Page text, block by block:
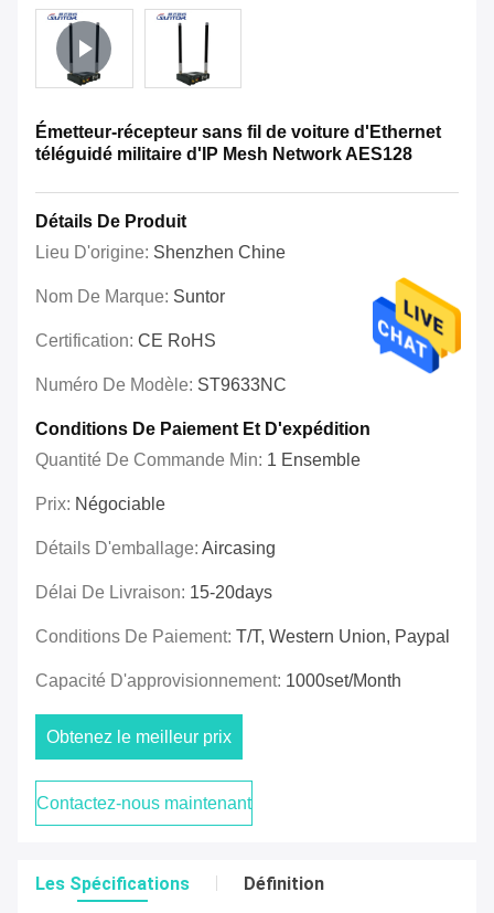
Émetteur-récepteur sans fil de voiture d'Ethernet
téléguidé militaire d'IP Mesh Network AES128
Détails De Produit
Lieu D'origine: Shenzhen Chine
Nom De Marque: Suntor
Certification: CE RoHS
Numéro De Modèle: ST9633NC
Conditions De Paiement Et D'expédition
Quantité De Commande Min: 1 Ensemble
Prix: Négociable
Détails D'emballage: Aircasing
Délai De Livraison: 15-20days
Conditions De Paiement: T/T, Western Union, Paypal
Capacité D'approvisionnement: 1000set/Month
Obtenez le meilleur prix
Contactez-nous maintenant
Les Spécifications Définition